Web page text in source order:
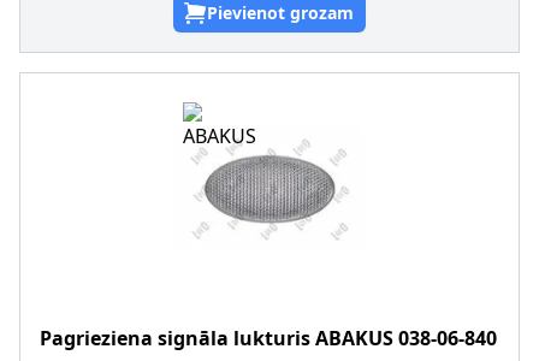
Pievienot grozam
Pagrieziena signāla lukturisABAKUS038-06-840